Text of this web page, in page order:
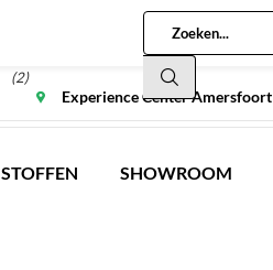
(2)
Experience Center Amersfoort
STOFFEN SHOWROOM